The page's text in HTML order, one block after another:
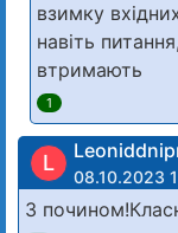
взимку
навіть
втримають
1
L
08.10.2023
З